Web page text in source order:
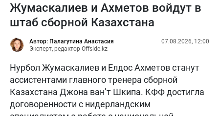
Жумаскалиев и Ахметов войдут в
штаб сборной Казахстана
Автор: Палагутина Анастасия
Эксперт, редактор Offside.kz
07.08.2026, 12:00
Нурбол Жумаскалиев и Елдос Ахметов станут
ассистентами главного тренера сборной
Казахстана Джона ван’т Шкипа. КФФ достигла
договоренности с нидерландским